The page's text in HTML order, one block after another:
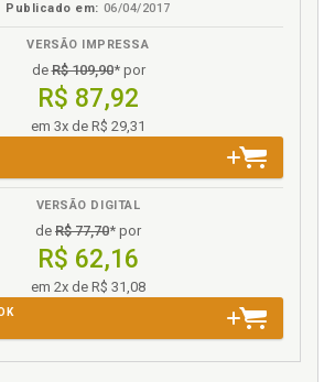
Publicado em: 06/04/2017
VERSÃO IMPRESSA
deR$ 109,90* por
R$ 87,92
em 3x de R$ 29,31
VERSÃO DIGITAL
de R$ 77,70* por
R$ 62,16
em 2x de R$ 31,08